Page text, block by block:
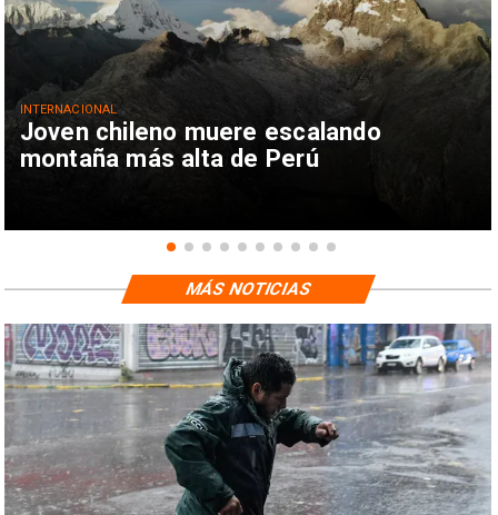
Joven chileno muere escalando
montaña más alta de Perú
INTERNACIONAL
MÁS NOTICIAS